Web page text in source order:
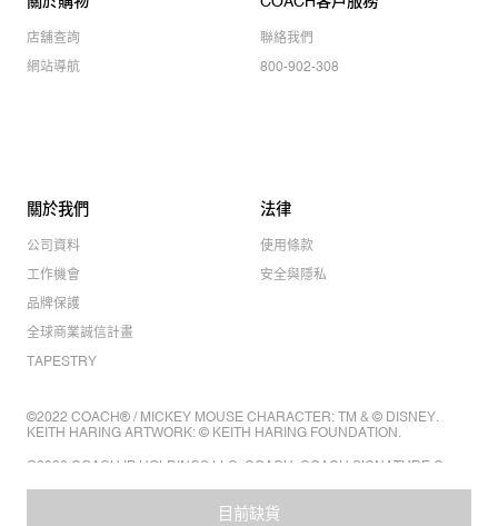
目前缺貨
店舖查詢
網站導航
聯絡我們
800-902-308
關於我們
公司資料
工作機會
品牌保護
全球商業誠信計畫
TAPESTRY
法律
使用條款
安全與隱私
©2022 COACH® / MICKEY MOUSE CHARACTER: TM & © DISNEY.
KEITH HARING ARTWORK: © KEITH HARING FOUNDATION.
©2022 COACH IP HOLDINGS LLC. COACH, COACH SIGNATURE C